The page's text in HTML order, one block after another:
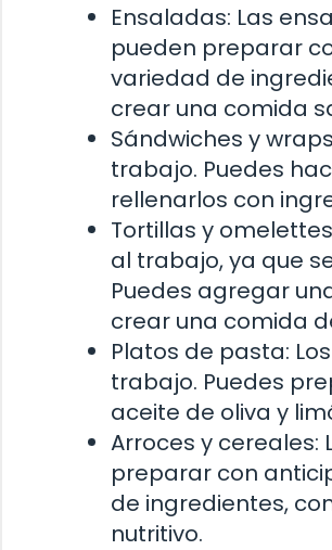
Ensaladas: Las
pueden preparar
variedad de
crear una comida
Sándwiches y
trabajo. Puedes
rellenarlos con
Tortillas y
al trabajo, ya que
Puedes agregar
crear una comida
Platos de pasta:
trabajo. Puedes
aceite de oliva y
Arroces y cereales:
preparar con
de ingredientes,
nutritivo.